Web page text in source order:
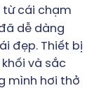
từ cái chạm
dễ dàng
đẹp. Thiết bị
và sắc
mình hơi thở